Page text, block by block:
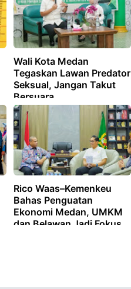
Wali Kota Medan
Tegaskan Lawan Predator
Seksual, Jangan Takut
Bersuara
Rico Waas–Kemenkeu
Bahas Penguatan
Ekonomi Medan, UMKM
dan Belawan Jadi Fokus